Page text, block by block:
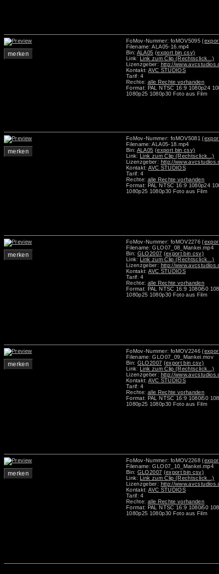
merken
FoMov-Nummer: foMOV5095
Filename: ALA05-16.mp4
Bin: ALA05 (export bin csv)
Link: Link zum Clip (Rechtsclick...)
Lizenzgeber: http://
Kontakt:AVC STUDIOS
Tarif: 4
Rechte: alle Rechte vorhanden
Format: PAL NTSC 16:9 1080p24
1080p25 1080p30 Foto aus Film
merken
FoMov-Nummer: foMOV5081
Filename: ALA05-18.mp4
Bin: ALA05 (export bin csv)
Link: Link zum Clip (Rechtsclick...)
Lizenzgeber: http://
Kontakt:AVC STUDIOS
Tarif: 4
Rechte: alle Rechte vorhanden
Format: PAL NTSC 16:9 1080p24
1080p25 1080p30 Foto aus Film
merken
FoMov-Nummer: foMOV2276
Filename: GLO07_08_Mankei.mp4
Bin: GLO2007 (export bin csv)
Link: Link zum Clip (Rechtsclick...)
Lizenzgeber: http://
Kontakt:AVC STUDIOS
Tarif: 4
Rechte: alle Rechte vorhanden
Format: PAL NTSC 16:9 1080i50
1080p25 1080p30 Foto aus Film
merken
FoMov-Nummer: foMOV2246
Filename: GLO07_09_Mankei.mov
Bin: GLO2007 (export bin csv)
Link: Link zum Clip (Rechtsclick...)
Lizenzgeber: http://
Kontakt:AVC STUDIOS
Tarif: 4
Rechte: alle Rechte vorhanden
Format: PAL NTSC 16:9 1080i50
1080p25 1080p30 Foto aus Film
merken
FoMov-Nummer: foMOV2268
Filename: GLO07_10_Mankei.mp4
Bin: GLO2007 (export bin csv)
Link: Link zum Clip (Rechtsclick...)
Lizenzgeber: http://
Kontakt:AVC STUDIOS
Tarif: 4
Rechte: alle Rechte vorhanden
Format: PAL NTSC 16:9 1080i50
1080p25 1080p30 Foto aus Film